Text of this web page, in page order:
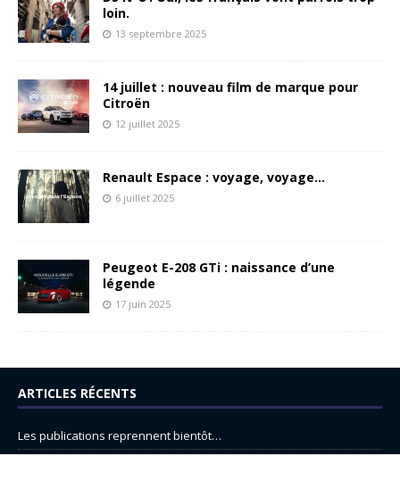
loin.
13 septembre 2025
14 juillet : nouveau film de marque pour
Citroën
12 juillet 2025
Renault Espace : voyage, voyage…
6 juillet 2025
Peugeot E-208 GTi : naissance d’une
légende
17 juin 2025
ARTICLES RÉCENTS
Les publications reprennent bientôt…